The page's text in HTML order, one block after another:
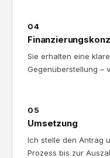
04
Sie erhalten eine
Gegenüberstellung –
05
Umsetzung
Ich stelle den Antrag
Prozess bis zur